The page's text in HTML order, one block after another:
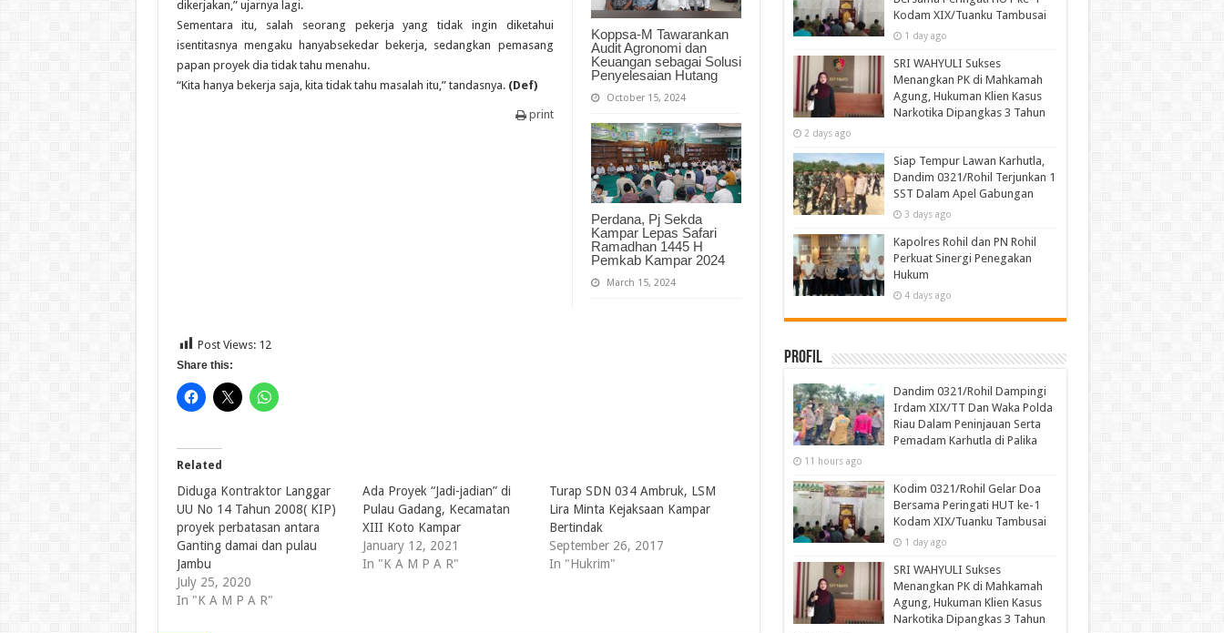
Koppsa-M Tawarankan
Audit Agronomi dan
Keuangan sebagai Solusi
Penyelesaian Hutang
October 15, 2024
Perdana, Pj Sekda
Kampar Lepas Safari
Ramadhan 1445 H
Pemkab Kampar 2024
March 15, 2024
dikerjakan,” ujarnya lagi.
Sementara itu, salah seorang pekerja yang tidak ingin diketahui
isentitasnya mengaku hanyabsekedar bekerja, sedangkan pemasang
papan proyek dia tidak tahu menahu.
“Kita hanya bekerja saja, kita tidak tahu masalah itu,” tandasnya. (Def)
print
Post Views: 12
Share this:
Related
Diduga Kontraktor Langgar
UU No 14 Tahun 2008( KIP)
proyek perbatasan antara
Ganting damai dan pulau
Jambu
July 25, 2020
In "K A M P A R"
Ada Proyek “Jadi-jadian” di
Pulau Gadang, Kecamatan
XIII Koto Kampar
January 12, 2021
In "K A M P A R"
Turap SDN 034 Ambruk, LSM
Lira Minta Kejaksaan Kampar
Bertindak
September 26, 2017
In "Hukrim"
Kodam XIX/Tuanku Tambusai
1 day ago
SRI WAHYULI Sukses
Menangkan PK di Mahkamah
Agung, Hukuman Klien Kasus
Narkotika Dipangkas 3 Tahun
2 days ago
Siap Tempur Lawan Karhutla,
Dandim 0321/Rohil Terjunkan 1
SST Dalam Apel Gabungan
3 days ago
Kapolres Rohil dan PN Rohil
Perkuat Sinergi Penegakan
Hukum
4 days ago
Profil
Dandim 0321/Rohil Dampingi
Irdam XIX/TT Dan Waka Polda
Riau Dalam Peninjauan Serta
Pemadam Karhutla di Palika
11 hours ago
Kodim 0321/Rohil Gelar Doa
Bersama Peringati HUT ke-1
Kodam XIX/Tuanku Tambusai
1 day ago
SRI WAHYULI Sukses
Menangkan PK di Mahkamah
Agung, Hukuman Klien Kasus
Narkotika Dipangkas 3 Tahun